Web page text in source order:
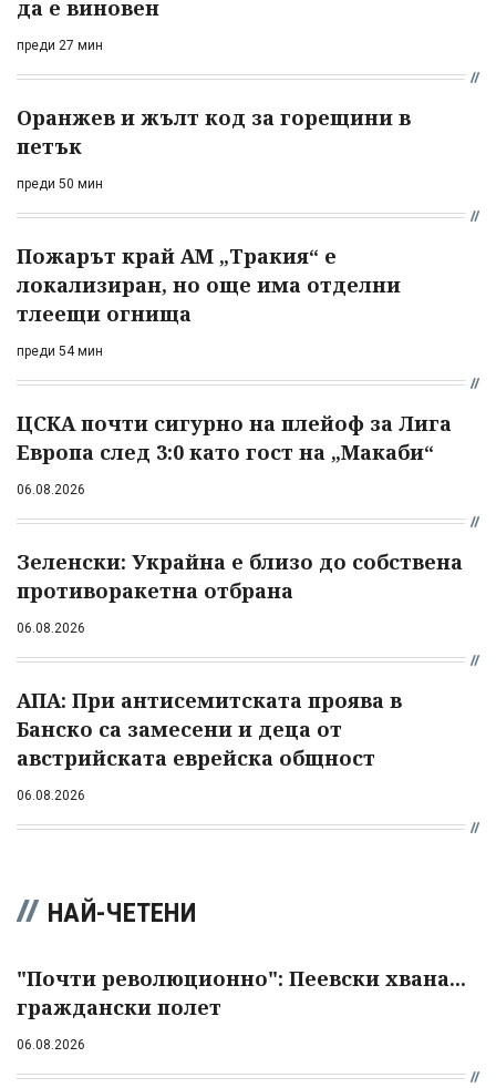
да е виновен
преди 27 мин
Оранжев и жълт код за горещини в
петък
преди 50 мин
Пожарът край АМ „Тракия“ е
локализиран, но още има отделни
тлеещи огнища
преди 54 мин
ЦСКА почти сигурно на плейоф за Лига
Европа след 3:0 като гост на „Макаби“
06.08.2026
Зеленски: Украйна е близо до собствена
противоракетна отбрана
06.08.2026
АПА: При антисемитската проява в
Банско са замесени и деца от
австрийската еврейска общност
06.08.2026
НАЙ-ЧЕТЕНИ
"Почти революционно": Пеевски хвана...
граждански полет
06.08.2026